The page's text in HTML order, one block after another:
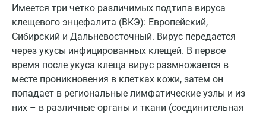
Имеется три четко различимых подтипа вируса
клещевого энцефалита (ВКЭ): Европейский,
Сибирский и Дальневосточный. Вирус передается
через укусы инфицированных клещей. В первое
время после укуса клеща вирус размножается в
месте проникновения в клетках кожи, затем он
попадает в региональные лимфатические узлы и из
них – в различные органы и ткани (соединительная